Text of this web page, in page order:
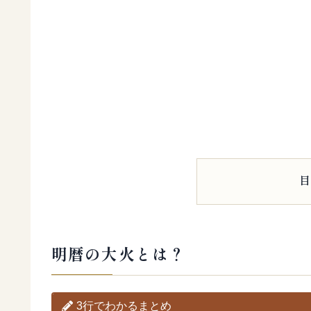
明暦の大火とは？
3行でわかるまとめ